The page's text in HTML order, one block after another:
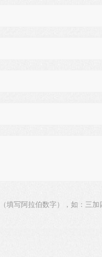
填写阿拉伯数字），如：三加